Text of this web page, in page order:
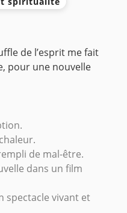
de l’esprit me fait
pour une nouvelle
de mal-être.
dans un film
spectacle vivant et